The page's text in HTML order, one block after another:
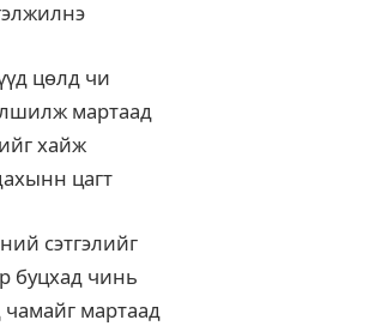
цөлд чи
мартаад
хайж
цагт
сэтгэлийг
буцхад чинь
мартаад